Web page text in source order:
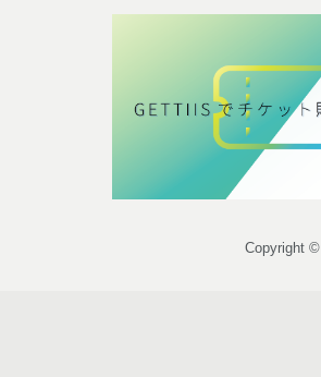
Copyright ©